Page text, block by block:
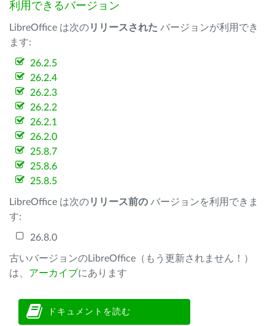
利用できるバージョン
LibreOffice は次のリリースされた バージョンが利用でき
ます:
26.2.5
26.2.4
26.2.3
26.2.2
26.2.1
26.2.0
25.8.7
25.8.6
25.8.5
LibreOffice は次のリリース前の バージョンを利用できま
す:
26.8.0
古いバージョンのLibreOffice（もう更新されません！）
は、 アーカイブにあります
ドキュメントを読む